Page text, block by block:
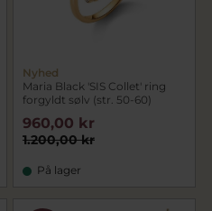
Nyhed
Maria Black 'SIS Collet' ring
forgyldt sølv (str. 50-60)
1.200,00 kr
960,00 kr
På lager